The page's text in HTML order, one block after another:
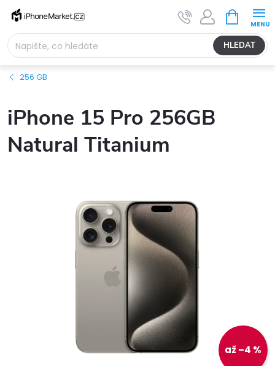
Přejít
obsah
HLEDAT
NÁKUPNÍ
KOŠÍK
256 GB
iPhone 15 Pro 256GB
Natural Titanium
až –4 %